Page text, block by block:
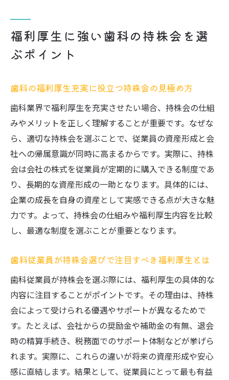
福利厚生に強い歯科の持株会を選
ぶポイント
歯科の福利厚生充実に役立つ持株会の見極め方
歯科業界で福利厚生を充実させたい場合、持株会の仕組
みやメリットを正しく理解することが重要です。なぜな
ら、適切な持株会を選ぶことで、従業員の資産形成と会
社への帰属意識が同時に高まるからです。実際に、持株
会は会社の株式を従業員が定期的に購入できる制度であ
り、長期的な資産形成の一助となります。具体的には、
企業の成長を自身の資産として実感できる点が大きな魅
力です。よって、持株会の仕組みや福利厚生内容を比較
し、最適な制度を選ぶことが重要となります。
歯科従業員が持株会選びで注目すべき福利厚生とは
歯科従業員が持株会を選ぶ際には、福利厚生の具体的な
内容に注目することがポイントです。その理由は、持株
会によって受けられる優遇やサポートが異なるためで
す。たとえば、会社からの奨励金や補助金の有無、退会
時の精算手続き、税務面でのサポート体制などが挙げら
れます。実際に、これらの違いが将来の資産形成や安心
感に直結します。結果として、従業員にとって最も有益